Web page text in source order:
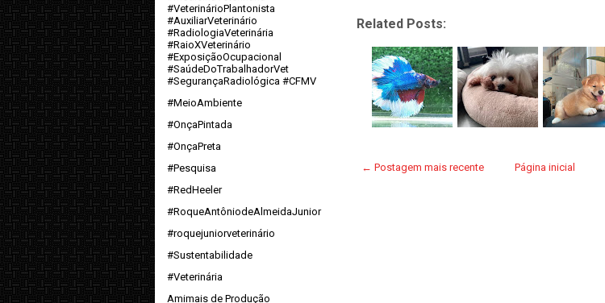
Related Posts:
← Postagem mais recente Página inicial
#VeterinárioPlantonista
#AuxiliarVeterinário
#RadiologiaVeterinária
#RaioXVeterinário
#ExposiçãoOcupacional
#SaúdeDoTrabalhadorVet
#SegurançaRadiológica #CFMV
#MeioAmbiente
#OnçaPintada
#OnçaPreta
#Pesquisa
#RedHeeler
#RoqueAntôniodeAlmeidaJunior
#roquejuniorveterinário
#Sustentabilidade
#Veterinária
Amimais de Produção